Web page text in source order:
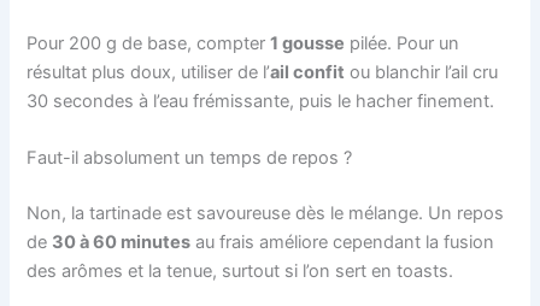
Pour 200 g de base, compter1 gousse pilée. Pour un
résultat plus doux, utiliser de l’ail confit ou blanchir l’ail cru
30 secondes à l’eau frémissante, puis le hacher finement.
Faut-il absolument un temps de repos ?
Non, la tartinade est savoureuse dès le mélange. Un repos
de 30 à 60 minutes au frais améliore cependant la fusion
des arômes et la tenue, surtout si l’on sert en toasts.